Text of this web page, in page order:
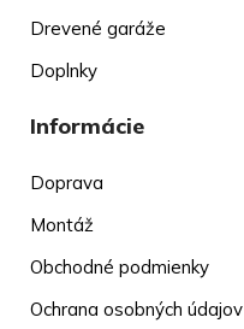
Drevené garáže
Doplnky
Informácie
Doprava
Montáž
Obchodné podmienky
Ochrana osobných údajov